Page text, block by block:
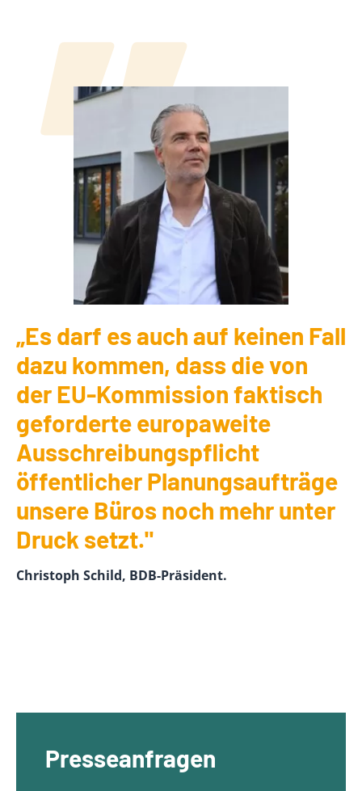
„Es darf es auch auf keinen Fall
dazu kommen, dass die von
der EU-Kommission faktisch
geforderte europaweite
Ausschreibungspflicht
öffentlicher Planungsaufträge
unsere Büros noch mehr unter
Druck setzt."
Christoph Schild, BDB-Präsident.
Presseanfragen